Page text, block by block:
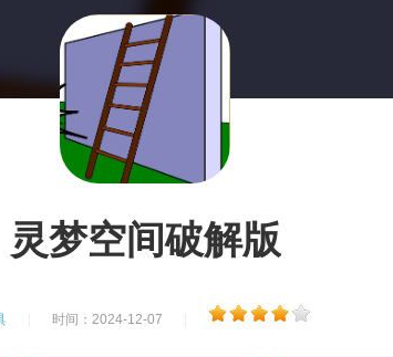
灵梦空间破解版
时间：2024-12-07